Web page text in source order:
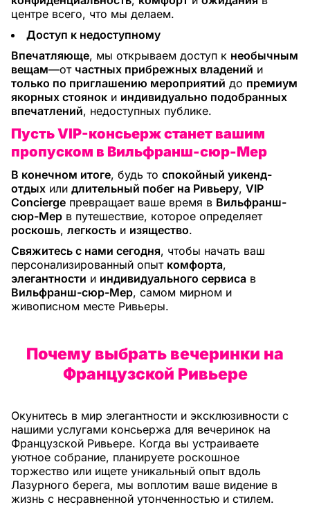
центре всего, что мы делаем.
Доступ к недоступному
Впечатляюще, мы открываем доступ к необычным
вещам—от частных прибрежных владений и
только по приглашению мероприятий до премиум
якорных стоянок и индивидуально подобранных
впечатлений, недоступных публике.
Пусть VIP-консьерж станет вашим
пропуском в Вильфранш-сюр-Мер
В конечном итоге, будь то спокойный уикенд-
отдых или длительный побег на Ривьеру, VIP
Concierge превращает ваше время в Вильфранш-
сюр-Мер в путешествие, которое определяет
роскошь, легкость и изящество.
Свяжитесь с нами сегодня, чтобы начать ваш
персонализированный опыт комфорта,
элегантности и индивидуального сервиса в
Вильфранш-сюр-Мер, самом мирном и
живописном месте Ривьеры.
Почему выбрать вечеринки на
Французской Ривьере
Окунитесь в мир элегантности и эксклюзивности с
нашими услугами консьержа для вечеринок на
Французской Ривьере. Когда вы устраиваете
уютное собрание, планируете роскошное
торжество или ищете уникальный опыт вдоль
Лазурного берега, мы воплотим ваше видение в
жизнь с несравненной утонченностью и стилем.